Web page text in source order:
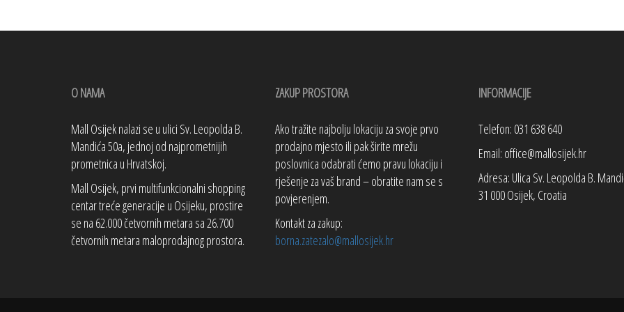
O NAMA
Mall Osijek nalazi se u ulici Sv. Leopolda B.
Mandića 50a, jednoj od najprometnijih
prometnica u Hrvatskoj.
Mall Osijek, prvi multifunkcionalni shopping
centar treće generacije u Osijeku, prostire
se na 62.000 četvornih metara sa 26.700
četvornih metara maloprodajnog prostora.
ZAKUP PROSTORA
Ako tražite najbolju lokaciju za svoje prvo
prodajno mjesto ili pak širite mrežu
poslovnica odabrati ćemo pravu lokaciju i
rješenje za vaš brand – obratite nam se s
povjerenjem.
Kontakt za zakup:
borna.zatezalo@mallosijek.hr
INFORMACIJE
Telefon: 031 638 640
Email: office@mallosijek.hr
Adresa: Ulica Sv. Leopolda B.
31 000 Osijek, Croatia